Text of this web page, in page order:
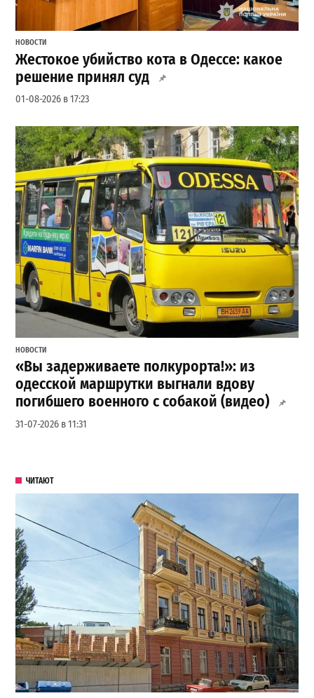
НОВОСТИ
Жестокое убийство кота в Одессе: какое
решение принял суд
01-08-2026 в 17:23
НОВОСТИ
«Вы задерживаете полкурорта!»: из
одесской маршрутки выгнали вдову
погибшего военного с собакой (видео)
31-07-2026 в 11:31
ЧИТАЮТ